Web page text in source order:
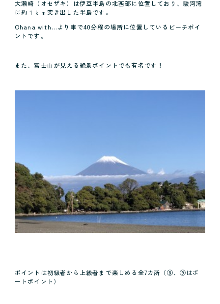
大瀬崎（オセザキ）は伊豆半島の北西部に位置しており、駿河湾
に約１ｋｍ突き出した半島です。
Ohana with…より車で40分程の場所に位置しているビーチポイ
ントです。
また、富士山が見える絶景ポイントでも有名です！
ポイントは初級者から上級者まで楽しめる全7カ所（⑧、⑨はボ
ートポイント）